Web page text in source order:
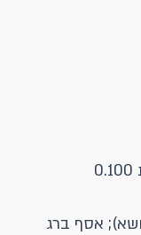
אסף ברג